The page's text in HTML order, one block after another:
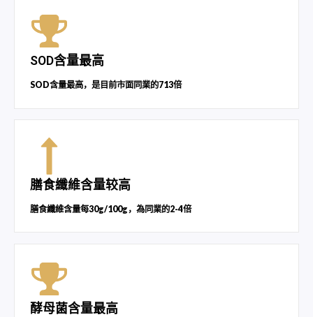
SOD含量最高
SOD含量最高，是目前市面同業的713倍
膳食纖維含量较高
膳食纖維含量每30g/100g，為同業的2-4倍
酵母菌含量最高